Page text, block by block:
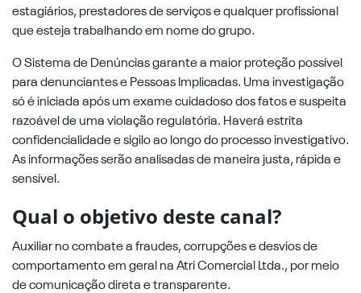
estagiários, prestadores de serviços e qualquer profissional
que esteja trabalhando em nome do grupo.
O Sistema de Denúncias garante a maior proteção possível
para denunciantes e Pessoas Implicadas. Uma investigação
só é iniciada após um exame cuidadoso dos fatos e suspeita
razoável de uma violação regulatória. Haverá estrita
confidencialidade e sigilo ao longo do processo investigativo.
As informações serão analisadas de maneira justa, rápida e
sensível.
Qual o objetivo deste canal?
Auxiliar no combate a fraudes, corrupções e desvios de
comportamento em geral na Atri Comercial Ltda., por meio
de comunicação direta e transparente.